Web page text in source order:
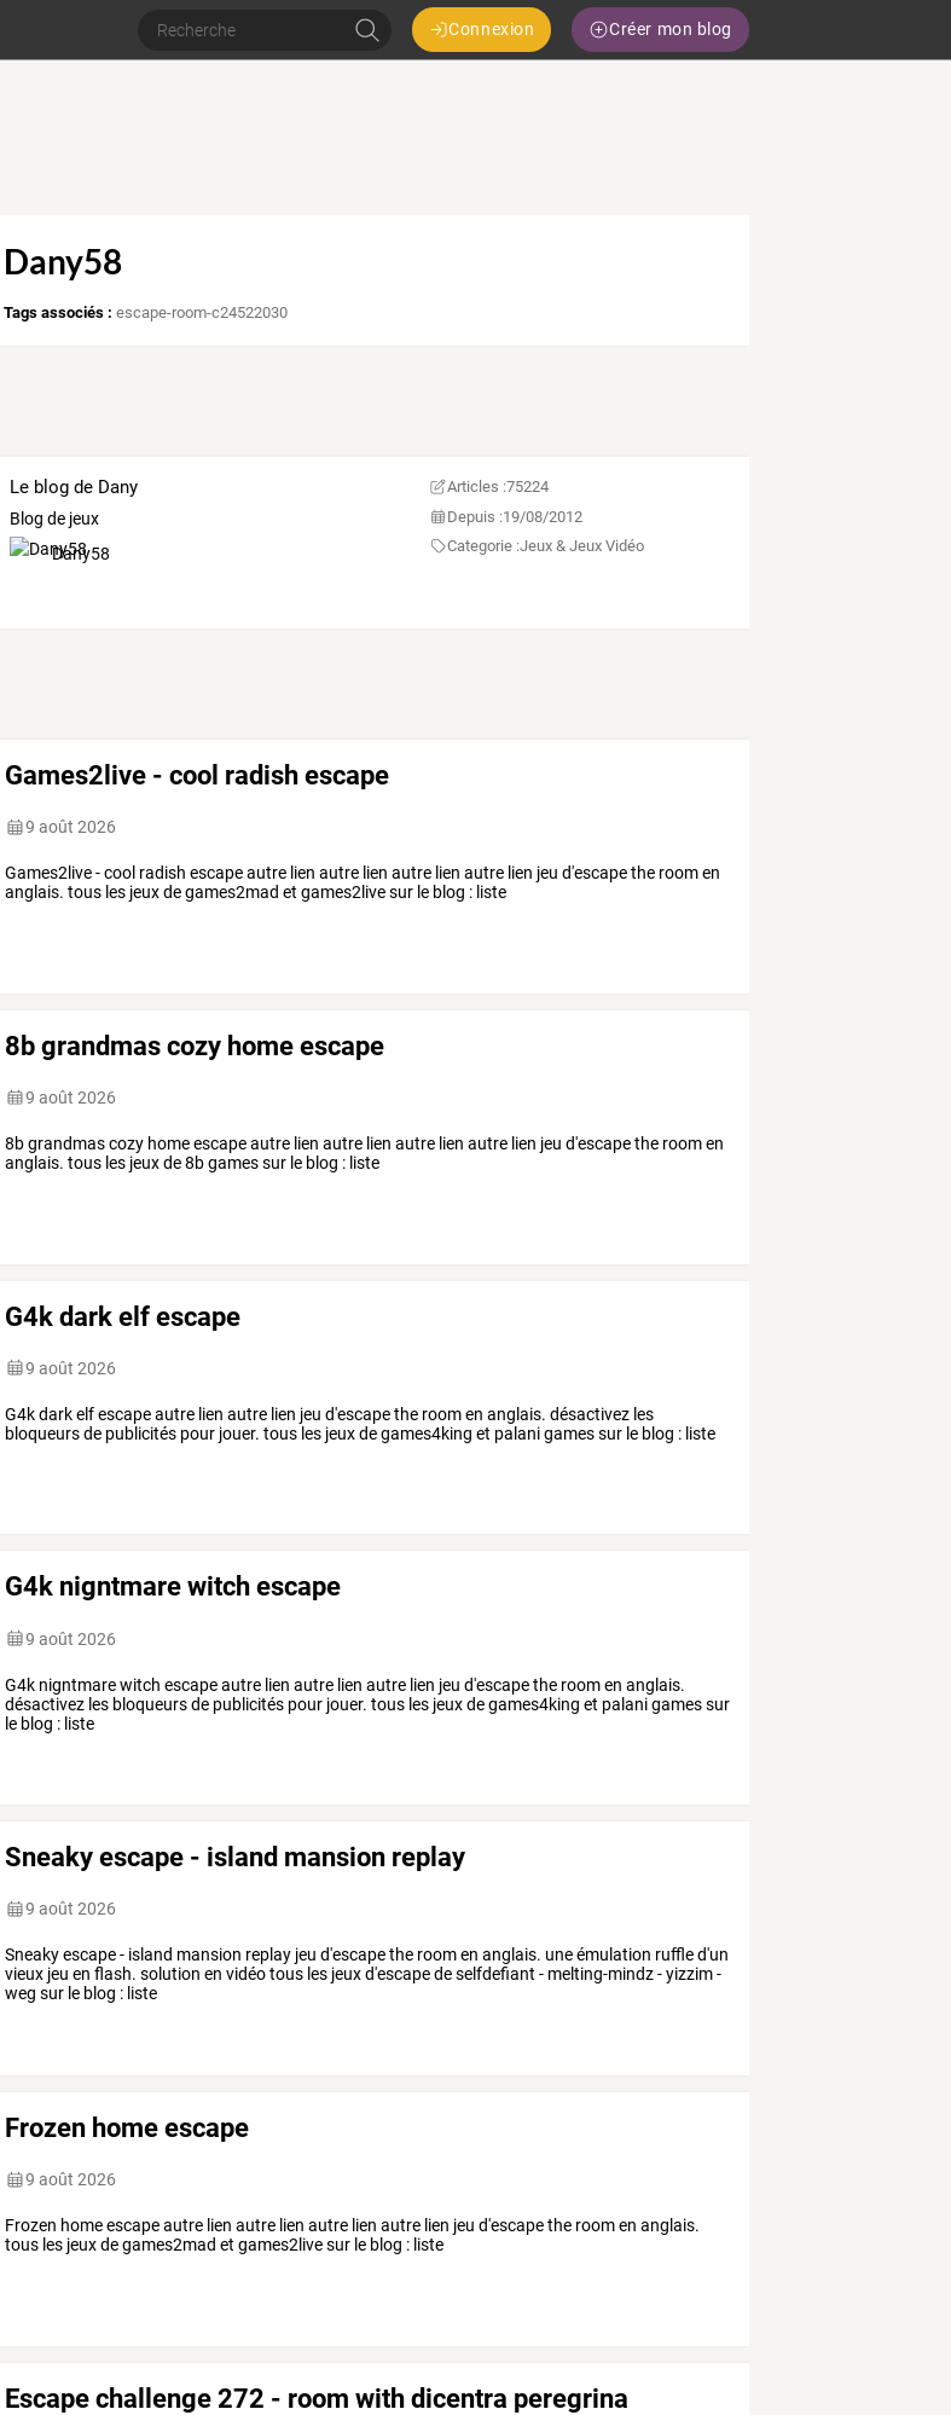
Connexion Créer mon blog
Dany58
Tags associés : escape-room-c24522030
Le blog de Dany
Blog de jeux
Dany58
Articles :75224
Depuis :19/08/2012
Categorie :Jeux & Jeux Vidéo
Games2live - cool radish escape
9 août 2026
Games2live - cool radish escape autre lien autre lien autre lien autre lien jeu d'escape the room en
anglais. tous les jeux de games2mad et games2live sur le blog : liste
8b grandmas cozy home escape
9 août 2026
8b grandmas cozy home escape autre lien autre lien autre lien autre lien jeu d'escape the room en
anglais. tous les jeux de 8b games sur le blog : liste
G4k dark elf escape
9 août 2026
G4k dark elf escape autre lien autre lien jeu d'escape the room en anglais. désactivez les
bloqueurs de publicités pour jouer. tous les jeux de games4king et palani games sur le blog : liste
G4k nigntmare witch escape
9 août 2026
G4k nigntmare witch escape autre lien autre lien autre lien jeu d'escape the room en anglais.
désactivez les bloqueurs de publicités pour jouer. tous les jeux de games4king et palani games sur
le blog : liste
Sneaky escape - island mansion replay
9 août 2026
Sneaky escape - island mansion replay jeu d'escape the room en anglais. une émulation ruffle d'un
vieux jeu en flash. solution en vidéo tous les jeux d'escape de selfdefiant - melting-mindz - yizzim -
weg sur le blog : liste
Frozen home escape
9 août 2026
Frozen home escape autre lien autre lien autre lien autre lien jeu d'escape the room en anglais.
tous les jeux de games2mad et games2live sur le blog : liste
Escape challenge 272 - room with dicentra peregrina